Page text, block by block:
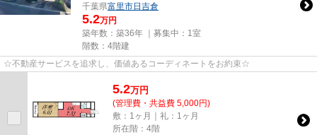
千葉県富里市日吉倉
5.2万円
築年数：築36年 ｜募集中： 1室
階数：4階建
☆不動産サービスを追求し、価値あるコーディネートをお約束☆
5.2万円
(管理費・共益費 5,000円)
敷：1ヶ月｜礼：1ヶ月
所在階：4階